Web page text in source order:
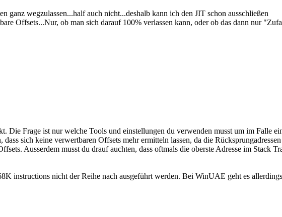
ganz wegzulassen...half auch nicht...deshalb kann ich den JIT schon ausschließen
Offsets...Nur, ob man sich darauf 100% verlassen kann, oder ob das dann nur
Frage ist nur welche Tools und einstellungen du verwenden musst um im Falle
dass sich keine verwertbaren Offsets mehr ermitteln lassen, da die
Ausserdem musst du drauf auchten, dass oftmals die oberste Adresse im
instructions nicht der Reihe nach ausgeführt werden. Bei WinUAE geht es